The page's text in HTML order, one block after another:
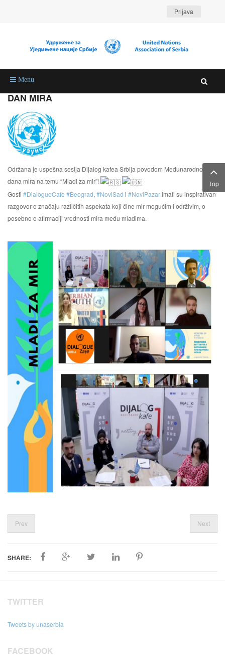
Prijava
Menu
DAN MIRA
Održana je uspešna sesija Dijalog kafea Srbija povodom Međunarodnog
dana mira na temu “Mladi za mir”!
Gosti #DialogueCafe #Beograd, #NoviSad i #NoviPazarimali su inspirativan
razgovor o značaju različitih aspekata koji čine mir mogućim i održivim, o
posebno o afirmaciji vrednosti mira među mladima.
Prev Next
SHARE:
TWITTER
Tweets by unaserbia
FACEBOOK
Top